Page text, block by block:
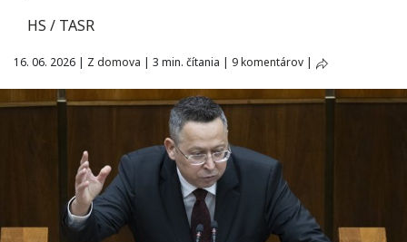
HS / TASR
16. 06. 2026 | Z domova | 3 min. čítania | 9 komentárov |